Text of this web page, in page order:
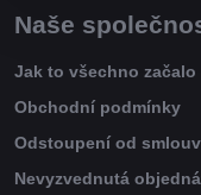
Naše
Jak to všechno začalo
Obchodní podmínky
Odstoupení od
Nevyzvednutá